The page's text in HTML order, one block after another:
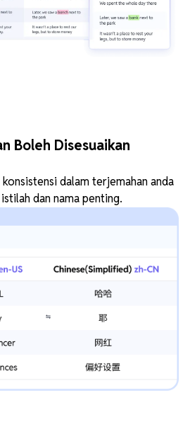
Boleh Disesuaikan
dalam terjemahan anda
dan nama penting.